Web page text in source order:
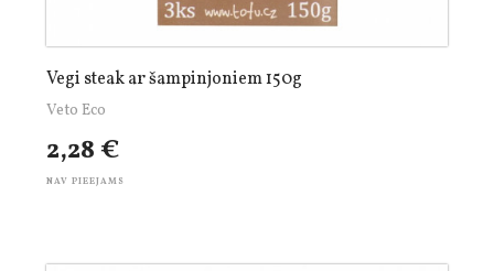
Vegi steak ar šampinjoniem 150g
Veto Eco
2,28 €
NAV PIEEJAMS